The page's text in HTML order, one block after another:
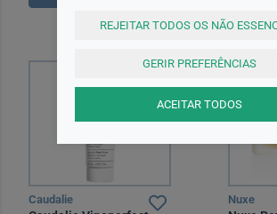
Caudalie Nuxe
REJEITAR TODOS OS NÃO
GERIR PREFERÊNCIAS
ACEITAR TODOS